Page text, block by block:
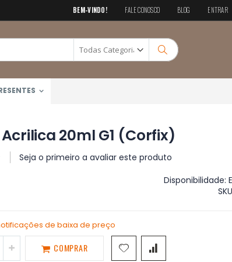
BEM-VINDO! FALE CONOSCO BLOG ENTRAR
Pesquisa
20ml G1 (Corfix)
Seja o primeiro a avaliar este produto
Disponibilidade:
SKU
de baixa de preço
COMPRAR